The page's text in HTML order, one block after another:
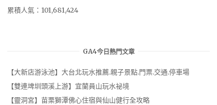
累積人氣：101,681,424
GA4今日熱門文章
【大新店游泳池】大台北玩水推薦.親子景點.門票.交通.停車場
【雙連埤圳頭溪上游】宜蘭員山玩水祕境
【靈洞宮】苗栗獅潭佛心住宿與仙山健行全攻略